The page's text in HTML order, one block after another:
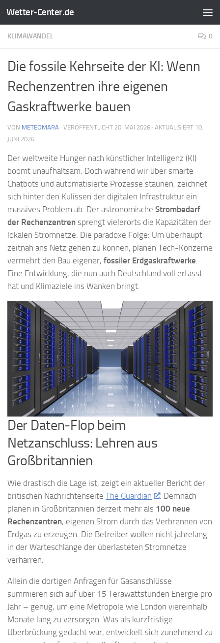
Zum Inhalt springen
Wetter-Center.de
KLIMAWANDEL 0
Die fossile Kehrseite der KI: Wenn
Rechenzentren ihre eigenen
Gaskraftwerke bauen
VON METEOMARA · VERÖFFENTLICHT 20. MAI 2026 · AKTUALISIERT 10.
JUNI 2026
Der weltweite Hunger nach künstlicher Intelligenz (KI)
boomt unaufhaltsam. Doch während wir über smarte
Chatbots und automatisierte Prozesse staunen, zeichnet
sich hinter den Kulissen der digitalen Infrastruktur ein
massives Problem ab: Der astronomische Strombedarf
der Rechenzentren sprengt vielerorts die Kapazitäten der
lokalen Stromnetze. Die paradoxe Folge: Um überhaupt
zeitnah ans Netz gehen zu können, planen Tech-Konzerne
vermehrt den Bau eigener, fossiler Erdgaskraftwerke.
Eine Entwicklung, die nun auch Deutschland voll erfasst
hat und Klimaziele ins Wanken bringt.
Der Daten-Flop beim
Netzanschluss: Lehren aus
Großbritannien
Wie drastisch die Lage ist, zeigt ein aktueller Bericht der
britischen Nachrichtenseite The Guardian
. Demnach
planen in Großbritannien derzeit mehr als 100 neue
Rechenzentren, eigenen Strom durch das Verbrennen von
Erdgas zu erzeugen. Die Betreiber wollen nicht jahrelang
in der Warteschlange der überlasteten Stromnetze
verharren.
Allein die dortigen Anfragen für Gasanschlüsse
summieren sich auf über 15 Terawattstunden Energie pro
Jahr – genug, um eine Metropole wie London viereinhalb
Monate lang zu versorgen. Was als kurzfristige
Überbrückung gedacht war, entwickelt sich zunehmend zu